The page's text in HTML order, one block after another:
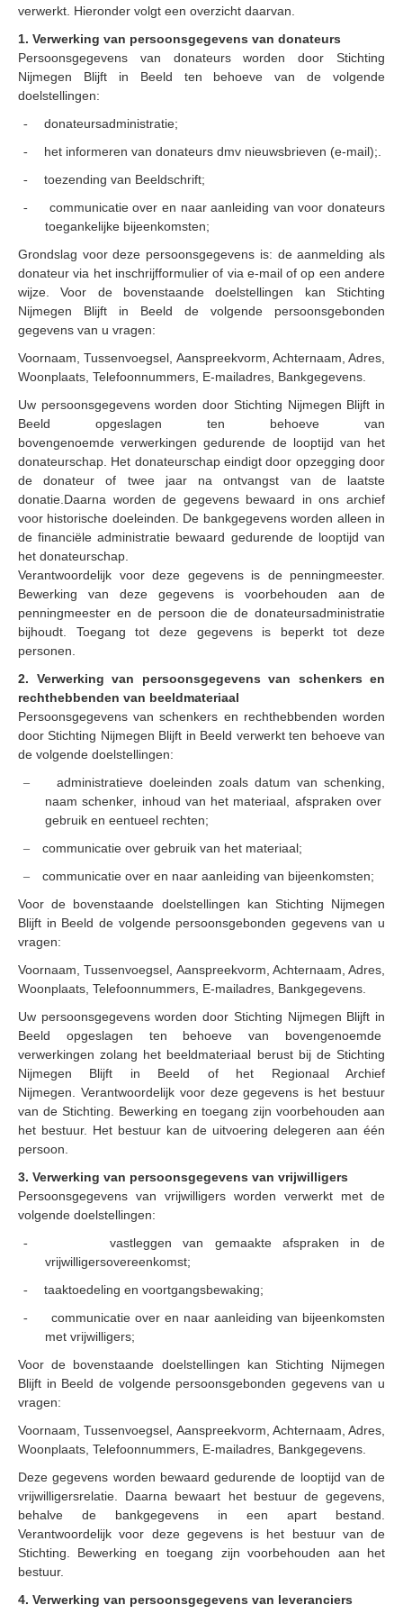
verwerkt. Hieronder volgt een overzicht daarvan.
1. Verwerking van persoonsgegevens van donateurs
Persoonsgegevens van donateurs worden door Stichting
Nijmegen Blijft in Beeld ten behoeve van de volgende
doelstellingen:
- donateursadministratie;
- het informeren van donateurs dmv nieuwsbrieven (e-mail);.
- toezending van Beeldschrift;
-
communicatie over en naar aanleiding van voor donateurs
toegankelijke bijeenkomsten;
Grondslag voor deze persoonsgegevens is: de aanmelding als
donateur via het inschrijfformulier of via e-mail of op een andere
wijze. Voor de bovenstaande doelstellingen kan Stichting
Nijmegen Blijft in Beeld de volgende persoonsgebonden
gegevens van u vragen:
Voornaam, Tussenvoegsel, Aanspreekvorm, Achternaam, Adres,
Woonplaats, Telefoonnummers, E-mailadres, Bankgegevens.
Uw persoonsgegevens worden door Stichting Nijmegen Blijft in
Beeld opgeslagen ten behoeve van
bovengenoemde verwerkingen gedurende de looptijd van het
donateurschap. Het donateurschap eindigt door opzegging door
de donateur of twee jaar na ontvangst van de laatste
donatie. Daarna worden de gegevens bewaard in ons archief
voor historische doeleinden. De bankgegevens worden alleen in
de financiële administratie bewaard gedurende de looptijd van
het donateurschap.
Verantwoordelijk voor deze gegevens is de penningmeester.
Bewerking van deze gegevens is voorbehouden aan de
penningmeester en de persoon die de donateursadministratie
bijhoudt. Toegang tot deze gegevens is beperkt tot deze
personen.
2. Verwerking van persoonsgegevens van schenkers en
rechthebbenden van beeldmateriaal
Persoonsgegevens van schenkers en rechthebbenden worden
door Stichting Nijmegen Blijft in Beeld verwerkt ten behoeve van
de volgende doelstellingen:
–
administratieve doeleinden zoals datum van schenking,
naam schenker, inhoud van het materiaal, afspraken over
gebruik en eentueel rechten;
– communicatie over gebruik van het materiaal;
–
communicatie over en naar aanleiding van bijeenkomsten;
Voor de bovenstaande doelstellingen kan Stichting Nijmegen
Blijft in Beeld de volgende persoonsgebonden gegevens van u
vragen:
Voornaam, Tussenvoegsel, Aanspreekvorm, Achternaam, Adres,
Woonplaats, Telefoonnummers, E-mailadres, Bankgegevens.
Uw persoonsgegevens worden door Stichting Nijmegen Blijft in
Beeld opgeslagen ten behoeve van bovengenoemde
verwerkingen zolang het beeldmateriaal berust bij de Stichting
Nijmegen Blijft in Beeld of het Regionaal Archief
Nijmegen. Verantwoordelijk voor deze gegevens is het bestuur
van de Stichting. Bewerking en toegang zijn voorbehouden aan
het bestuur. Het bestuur kan de uitvoering delegeren aan één
persoon.
3. Verwerking van persoonsgegevens van vrijwilligers
Persoonsgegevens van vrijwilligers worden verwerkt met de
volgende doelstellingen:
-
vastleggen van gemaakte afspraken in de
vrijwilligersovereenkomst;
- taaktoedeling en voortgangsbewaking;
-
communicatie over en naar aanleiding van bijeenkomsten
met vrijwilligers;
Voor de bovenstaande doelstellingen kan Stichting Nijmegen
Blijft in Beeld de volgende persoonsgebonden gegevens van u
vragen:
Voornaam, Tussenvoegsel, Aanspreekvorm, Achternaam, Adres,
Woonplaats, Telefoonnummers, E-mailadres, Bankgegevens.
Deze gegevens worden bewaard gedurende de looptijd van de
vrijwilligersrelatie. Daarna bewaart het bestuur de gegevens,
behalve de bankgegevens in een apart bestand.
Verantwoordelijk voor deze gegevens is het bestuur van de
Stichting. Bewerking en toegang zijn voorbehouden aan het
bestuur.
4. Verwerking van persoonsgegevens van leveranciers